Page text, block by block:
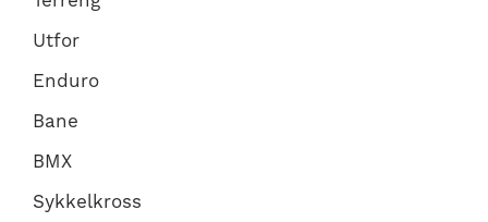
Utfor
Enduro
Bane
BMX
Sykkelkross